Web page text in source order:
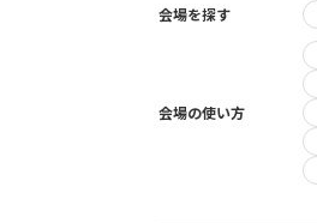
会場を探す
会場の使い方